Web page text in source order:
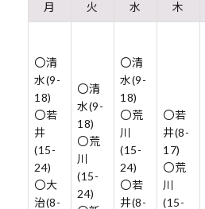
月
火 水 木
〇清
水(9-
18)
〇若
井
(15-
24)
〇大
治(8-
〇清
水(9-
18)
〇荒
川
(15-
24)
〇清
水(9-
18)
〇荒
川
(15-
24)
〇若
井(8-
〇若
井(8-
17)
〇荒
川
(15-